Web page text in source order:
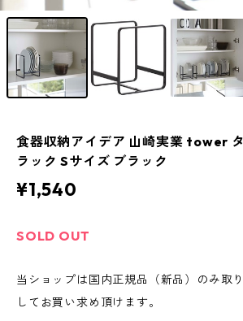
食器収納アイデア 山崎実業 tower
ラック Sサイズ ブラック
¥1,540
SOLD OUT
当ショップは国内正規品（新品）のみ取
してお買い求め頂けます。